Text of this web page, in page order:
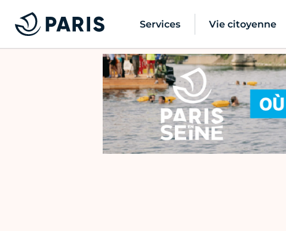
Services Vie citoyenne